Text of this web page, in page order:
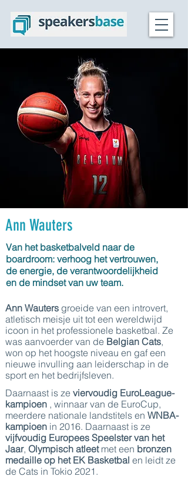
Ann Wauters
Van het basketbalveld naar de
boardroom: verhoog het vertrouwen,
de energie, de verantwoordelijkheid
en de mindset van uw team.
Ann Wauters groeide van een introvert,
atletisch meisje uit tot een wereldwijd
icoon in het professionele basketbal. Ze
was aanvoerder van de Belgian Cats,
won op het hoogste niveau en gaf een
nieuwe invulling aan leiderschap in de
sport en het bedrijfsleven.
Daarnaast is ze viervoudig EuroLeague-
kampioen , winnaar van de EuroCup,
meerdere nationale landstitels en WNBA-
kampioen in 2016. Daarnaast is ze
vijfvoudig Europees Speelster van het
Jaar, Olympisch atleetmet een bronzen
medaille op het EK Basketbal en leidt ze
de Cats in Tokio 2021.